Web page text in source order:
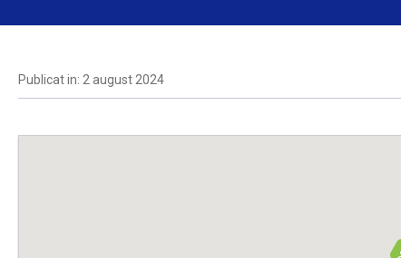
Publicat in: 2 august 2024